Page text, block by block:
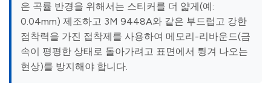
은 곡률 반경을 위해서는 스티커를 더 얇게(예:
0.04mm) 제조하고 3M 9448A와 같은 부드럽고 강한
점착력을 가진 접착제를 사용하여 메모리-리바운드(금
속이 평평한 상태로 돌아가려고 표면에서 튕겨 나오는
현상)를 방지해야 합니다.